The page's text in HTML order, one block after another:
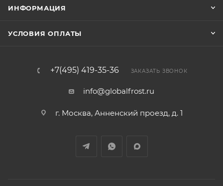
ИНФОРМАЦИЯ
УСЛОВИЯ ОПЛАТЫ
+7(495) 419-35-36 ЗАКАЗАТЬ ЗВОНОК
info@globalfrost.ru
г. Москва, Анненский проезд, д. 1